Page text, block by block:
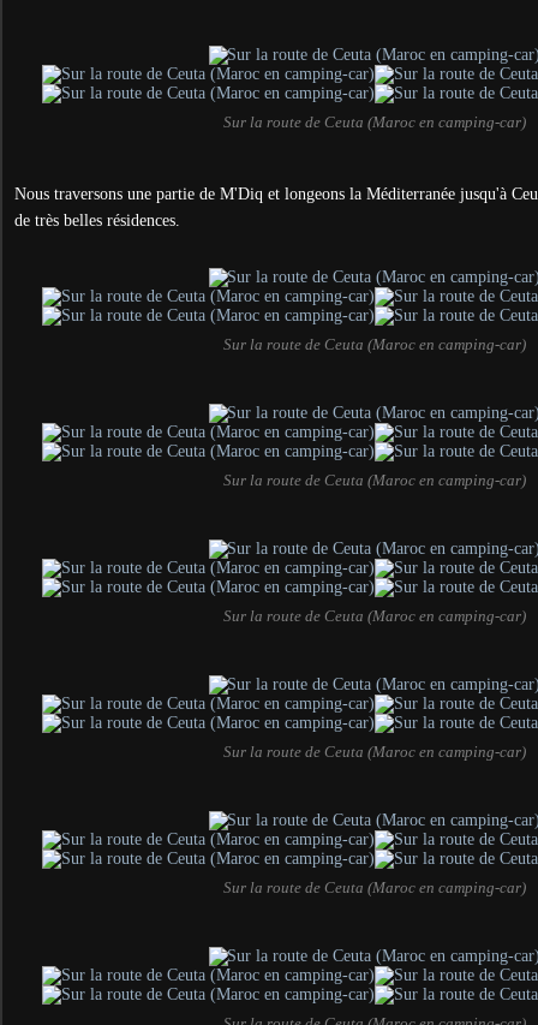
Sur la route de Ceuta (Maroc en camping-car)
Nous traversons une partie de M'Diq et longeons la Méditerranée jusqu'à
de très belles résidences.
Sur la route de Ceuta (Maroc en camping-car)
Sur la route de Ceuta (Maroc en camping-car)
Sur la route de Ceuta (Maroc en camping-car)
Sur la route de Ceuta (Maroc en camping-car)
Sur la route de Ceuta (Maroc en camping-car)